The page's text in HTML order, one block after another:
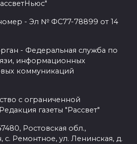
- Эл № ФС77-78899 от 14
- Федеральная служба по
информационных
коммуникаций
с ограниченной
газеты "Рассвет"
Ростовская обл.,
Ремонтное, ул. Ленинская, д.